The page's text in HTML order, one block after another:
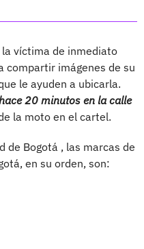
víctima de inmediato
compartir imágenes de su
le ayuden a ubicarla.
20 minutos en la calle
la moto en el cartel.
de Bogotá , las marcas de
en su orden, son: